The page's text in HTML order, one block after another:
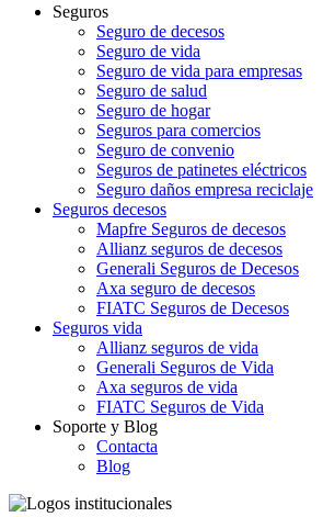
Seguros
Seguro de decesos
Seguro de vida
Seguro de vida para empresas
Seguro de salud
Seguro de hogar
Seguros para comercios
Seguro de convenio
Seguros de patinetes eléctricos
Seguro daños empresa reciclaje
Seguros decesos
Mapfre Seguros de decesos
Allianz seguros de decesos
Generali Seguros de Decesos
Axa seguro de decesos
FIATC Seguros de Decesos
Seguros vida
Allianz seguros de vida
Generali Seguros de Vida
Axa seguros de vida
FIATC Seguros de Vida
Soporte y Blog
Contacta
Blog